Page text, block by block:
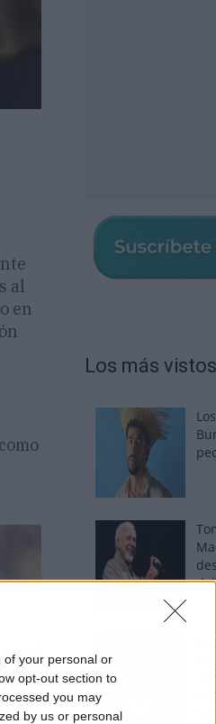
of your personal or
opt-out section to
you may
by us or personal
al
en
Los más vistos